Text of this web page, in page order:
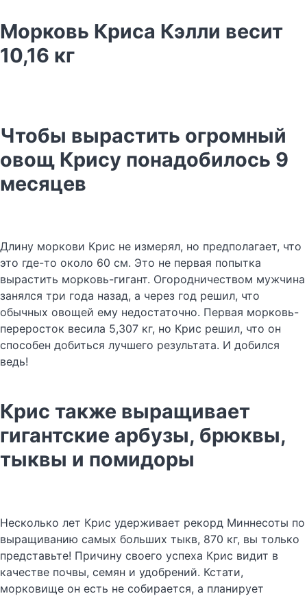
Морковь Криса Кэлли весит
10,16 кг
Чтобы вырастить огромный
овощ Крису понадобилось 9
месяцев
Длину моркови Крис не измерял, но предполагает, что
это где-то около 60 см. Это не первая попытка
вырастить морковь-гигант. Огородничеством мужчина
занялся три года назад, а через год решил, что
обычных овощей ему недостаточно. Первая морковь-
переросток весила 5,307 кг, но Крис решил, что он
способен добиться лучшего результата. И добился
ведь!
Крис также выращивает
гигантские арбузы, брюквы,
тыквы и помидоры
Несколько лет Крис удерживает рекорд Миннесоты по
выращиванию самых больших тыкв, 870 кг, вы только
представьте! Причину своего успеха Крис видит в
качестве почвы, семян и удобрений. Кстати,
морковище он есть не собирается, а планирует